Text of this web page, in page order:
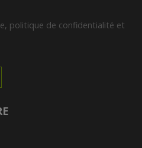
politique de confidentialité et